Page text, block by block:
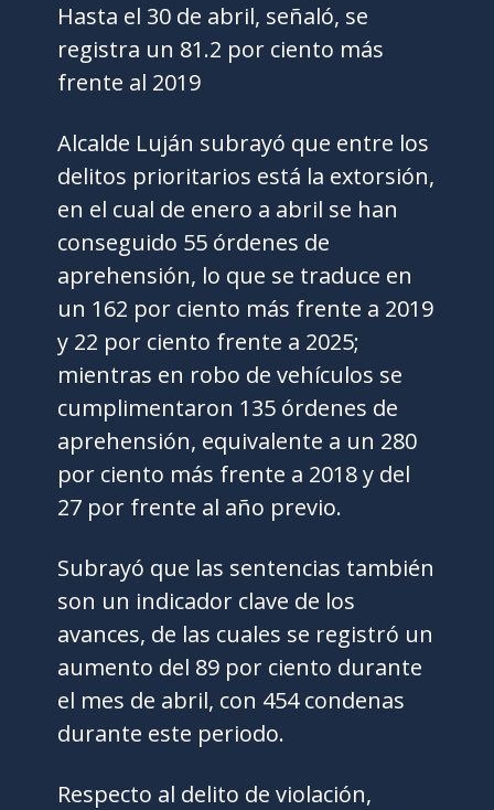
Hasta el 30 de abril, señaló, se
registra un 81.2 por ciento más
frente al 2019
Alcalde Luján subrayó que entre los
delitos prioritarios está la extorsión,
en el cual de enero a abril se han
conseguido 55 órdenes de
aprehensión, lo que se traduce en
un 162 por ciento más frente a 2019
y 22 por ciento frente a 2025;
mientras en robo de vehículos se
cumplimentaron 135 órdenes de
aprehensión, equivalente a un 280
por ciento más frente a 2018 y del
27 por frente al año previo.
Subrayó que las sentencias también
son un indicador clave de los
avances, de las cuales se registró un
aumento del 89 por ciento durante
el mes de abril, con 454 condenas
durante este periodo.
Respecto al delito de violación,